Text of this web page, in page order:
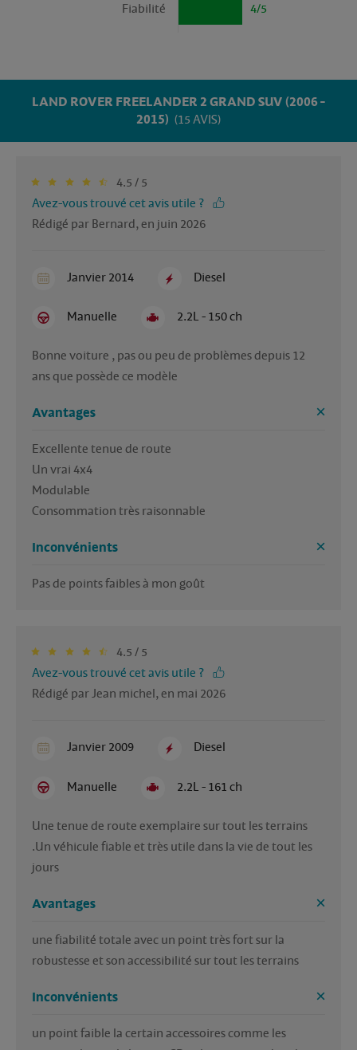
4/5
Fiabilité
LAND ROVER FREELANDER 2 GRAND SUV (2006 -
2015) (15 AVIS)
4.5 / 5
Avez-vous trouvé cet avis utile ?
Rédigé par Bernard, en juin 2026
Janvier 2014 Diesel
Manuelle 2.2L - 150 ch
Bonne voiture , pas ou peu de problèmes depuis 12
ans que possède ce modèle
Avantages
Excellente tenue de route
Un vrai 4x4
Modulable
Consommation très raisonnable
Inconvénients
Pas de points faibles à mon goût
4.5 / 5
Avez-vous trouvé cet avis utile ?
Rédigé par Jean michel, en mai 2026
Janvier 2009 Diesel
Manuelle 2.2L - 161 ch
Une tenue de route exemplaire sur tout les terrains
.Un véhicule fiable et très utile dans la vie de tout les
jours
Avantages
une fiabilité totale avec un point très fort sur la
robustesse et son accessibilité sur tout les terrains
Inconvénients
un point faible la certain accessoires comme les